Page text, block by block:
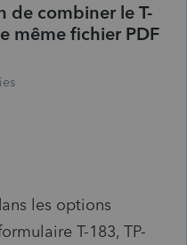
de combiner le T-
même fichier PDF
les options
T-183, TP-